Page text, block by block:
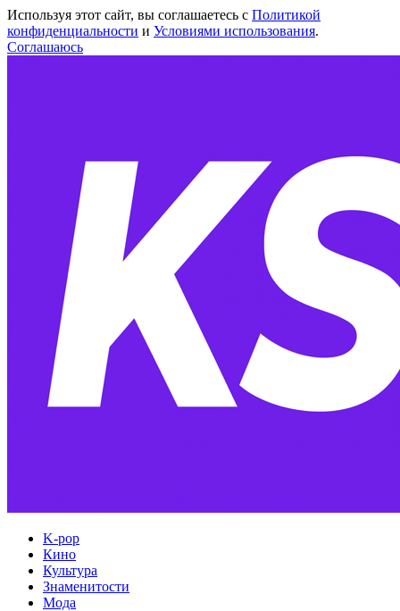
Используя этот сайт, вы соглашаетесь с Политикой
конфиденциальности и Условиями использования.
Соглашаюсь
K-pop
Кино
Культура
Знаменитости
Мода